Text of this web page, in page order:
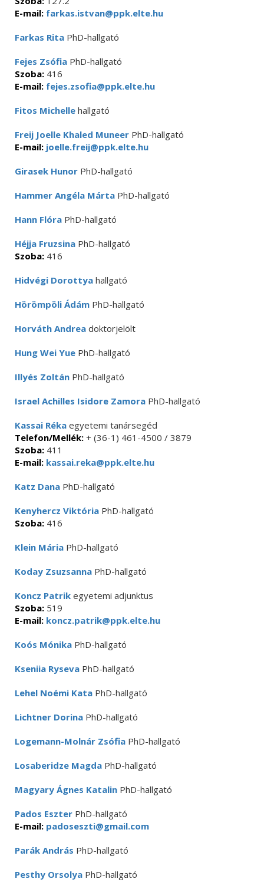
E-mail: farkas.istvan@ppk.elte.hu
Farkas Rita PhD-hallgató
Fejes Zsófia PhD-hallgató
Szoba: 416
E-mail: fejes.zsofia@ppk.elte.hu
Fitos Michelle hallgató
Freij Joelle Khaled Muneer PhD-hallgató
E-mail: joelle.freij@ppk.elte.hu
Girasek Hunor PhD-hallgató
Hammer Angéla Márta PhD-hallgató
Hann Flóra PhD-hallgató
Héjja Fruzsina PhD-hallgató
Szoba: 416
Hidvégi Dorottya hallgató
Hörömpöli Ádám PhD-hallgató
Horváth Andrea doktorjelölt
Hung Wei Yue PhD-hallgató
Illyés Zoltán PhD-hallgató
Israel Achilles Isidore Zamora PhD-hallgató
Kassai Réka egyetemi tanársegéd
Telefon/Mellék: + (36-1) 461-4500 / 3879
Szoba: 411
E-mail: kassai.reka@ppk.elte.hu
Katz Dana PhD-hallgató
Kenyhercz Viktória PhD-hallgató
Szoba: 416
Klein Mária PhD-hallgató
Koday Zsuzsanna PhD-hallgató
Koncz Patrik egyetemi adjunktus
Szoba: 519
E-mail: koncz.patrik@ppk.elte.hu
Koós Mónika PhD-hallgató
Kseniia Ryseva PhD-hallgató
Lehel Noémi Kata PhD-hallgató
Lichtner Dorina PhD-hallgató
Logemann-Molnár Zsófia PhD-hallgató
Losaberidze Magda PhD-hallgató
Magyary Ágnes Katalin PhD-hallgató
Pados Eszter PhD-hallgató
E-mail: padoseszti@gmail.com
Parák András PhD-hallgató
Pesthy Orsolya PhD-hallgató